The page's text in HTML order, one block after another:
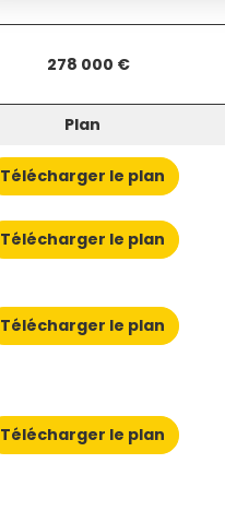
278 000 €
Plan
Télécharger le plan
Télécharger le plan
Télécharger le plan
Télécharger le plan